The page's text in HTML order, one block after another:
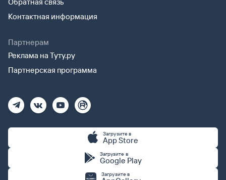
Контактная информация
Партнерам
Реклама на Туту.ру
Партнерская программа
Загрузите в
App Store
Загрузите в
Google Play
Загрузите в